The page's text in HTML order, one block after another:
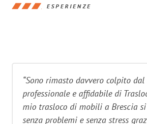
ESPERIENZE
“Sono rimasto davvero colpito
professionale e affidabile di
mio trasloco di mobili a Brescia
senza problemi e senza stress